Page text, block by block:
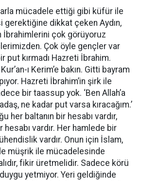
mücadele ettiği gibi küfür ile
dikkat çeken Aydın,
İbrahimlerini çok görüyoruz
Çok öyle gençler var
put kırmadı Hazreti İbrahim.
ı Kerim’e bakın. Gitti bayram
Hazreti İbrahim’in şirk ile
bir taassup yok. ‘Ben Allah’a
ne kadar put varsa kıracağım.’
her baltanın bir hesabı vardır,
hesabı vardır. Her hamlede bir
vardır. Onun için İslam,
müşrik ile mücadelesinde
fikir üretmelidir. Sadece körü
yetmiyor. Yeri geldiğinde